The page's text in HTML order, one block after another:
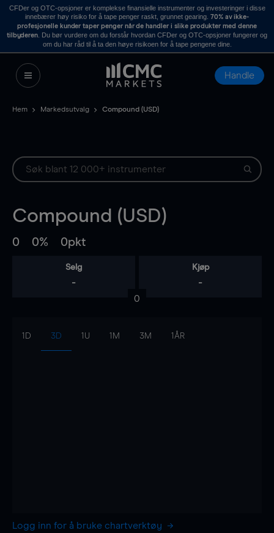
CFDer og OTC-opsjoner er komplekse finansielle instrumenter og investeringer i disse
innebærer høy risiko for å tape penger raskt, grunnet gearing. 70% av ikke-
profesjonelle kunder taper penger når de handler i slike produkter med denne
tilbyderen . Du bør vurdere om du forstår hvordan CFDer og OTC-opsjoner fungerer og
om du har råd til å ta den høye risikoen for å tape pengene dine.
Handle
Hem Markedsutvalg Compound (USD)
Compound (USD)
0 0% 0pkt
Selg
-
Kjøp
-
0
1D 3D 1U 1M 3M 1ÅR
Logg inn for å bruke chartverktøy